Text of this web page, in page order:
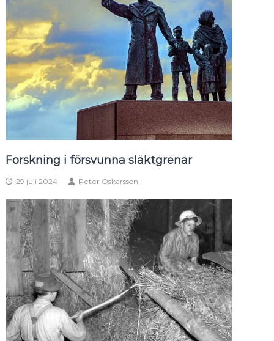
Forskning i försvunna släktgrenar
29 juli 2024 Peter Oskarsson